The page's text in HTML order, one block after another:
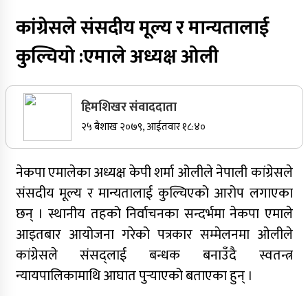
जुम्लाबाट सुर्खेत र नेपालगञ्जतर्फ लैजाँदै गरिएको १८०
कार्टुन स्याउ प्रहरीले नियन्त्रणमा
सर्वोच्चले खारेज गर्‍यो दानबहादुर बुढाको रिट,
पदमुक्तिको निर्णय कायम
नेपाली कांग्रेसका वरिष्ठ नेता गोपालमान श्रेष्ठको निधन
सुर्खेतमा जिप दुर्घटना,१५ जना घाइते
जुम्लामा चरेससहित २१ वर्षीय युवक पक्राउ
जुम्लामा बेहोस अवस्थामा फेला परेका युवाको मृत्यु
कांग्रेसले संसदीय मूल्य र मान्यतालाई
कुल्चियो :एमाले अध्यक्ष ओली
हिमशिखर संवाददाता
२५ बैशाख २०७९, आईतवार १८:४०
नेकपा एमालेका अध्यक्ष केपी शर्मा ओलीले नेपाली कांग्रेसले
संसदीय मूल्य र मान्यतालाई कुल्चिएको आरोप लगाएका
छन् । स्थानीय तहको निर्वाचनका सन्दर्भमा ‌नेकपा एमाले
आइतबार आयोजना गरेको पत्रकार सम्मेलनमा ओलीले
कांग्रेसले संसद्लाई बन्धक बनाउँदै स्वतन्त्र
न्यायपालिकामाथि आघात पुर्‍याएको बताएका हुन् ।